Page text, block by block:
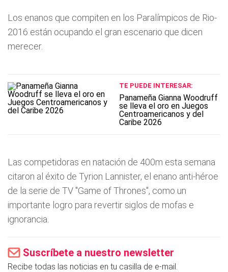
Los enanos que compiten en los Paralímpicos de Rio-
2016 están ocupando el gran escenario que dicen
merecer.
TE PUEDE INTERESAR:
Panameña Gianna Woodruff
se lleva el oro en Juegos
Centroamericanos y del
Caribe 2026
Las competidoras en natación de 400m esta semana
citaron al éxito de Tyrion Lannister, el enano anti-héroe
de la serie de TV "Game of Thrones", como un
importante logro para revertir siglos de mofas e
ignorancia.
Suscríbete a nuestro newsletter
Recibe todas las noticias en tu casilla de e-mail.